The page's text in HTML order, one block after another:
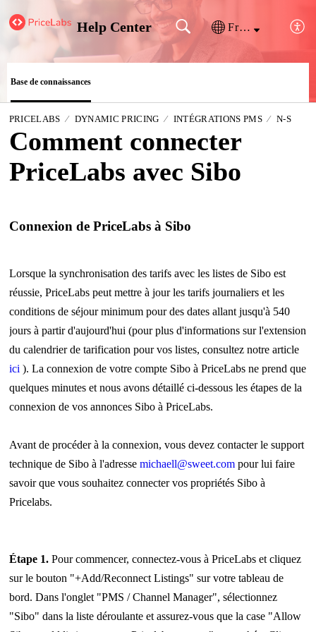
Help Center Français (France)
Base de connaissances
PRICELABS DYNAMIC PRICING INTÉGRATIONS PMS N-S
Comment connecter
PriceLabs avec Sibo
Connexion de PriceLabs à Sibo
Lorsque la synchronisation des tarifs avec les listes de Sibo est
réussie, PriceLabs peut mettre à jour les tarifs journaliers et les
conditions de séjour minimum pour des dates allant jusqu'à 540
jours à partir d'aujourd'hui (pour plus d'informations sur l'extension
du calendrier de tarification pour vos listes, consultez notre article
ici ). La connexion de votre compte Sibo à PriceLabs ne prend que
quelques minutes et nous avons détaillé ci-dessous les étapes de la
connexion de vos annonces Sibo à PriceLabs.
Avant de procéder à la connexion, vous devez contacter le support
technique de Sibo à l'adresse michaell@sweet.compour lui faire
savoir que vous souhaitez connecter vos propriétés Sibo à
Pricelabs.
Étape 1.Pour commencer, connectez-vous à PriceLabs et cliquez
sur le bouton "+Add/Reconnect Listings" sur votre tableau de
bord. Dans l'onglet "PMS / Channel Manager", sélectionnez
"Sibo" dans la liste déroulante et assurez-vous que la case "Allow